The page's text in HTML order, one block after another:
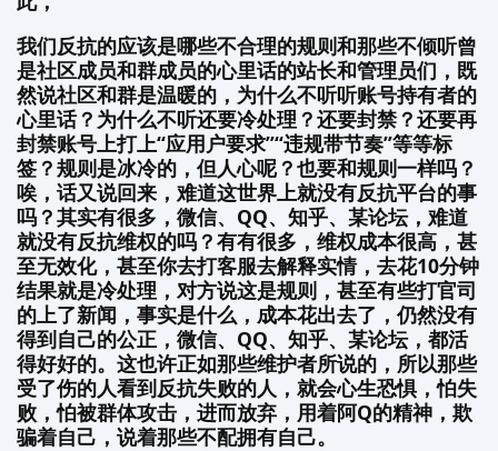
我们反抗的应该是哪些不合理的规则和那些不倾听曾
是社区成员和群成员的心里话的站长和管理员们，既
然说社区和群是温暖的，为什么不听听账号持有者的
心里话？为什么不听还要冷处理？还要封禁？还要再
封禁账号上打上“应用户要求”“违规带节奏”等等标
签？规则是冰冷的，但人心呢？也要和规则一样吗？
唉，话又说回来，难道这世界上就没有反抗平台的事
吗？其实有很多，微信、QQ、知乎、某论坛，难道
就没有反抗维权的吗？有有很多，维权成本很高，甚
至无效化，甚至你去打客服去解释实情，去花10分钟
结果就是冷处理，对方说这是规则，甚至有些打官司
的上了新闻，事实是什么，成本花出去了，仍然没有
得到自己的公正，微信、QQ、知乎、某论坛，都活
得好好的。这也许正如那些维护者所说的，所以那些
受了伤的人看到反抗失败的人，就会心生恐惧，怕失
败，怕被群体攻击，进而放弃，用着阿Q的精神，欺
骗着自己，说着那些不配拥有自己。